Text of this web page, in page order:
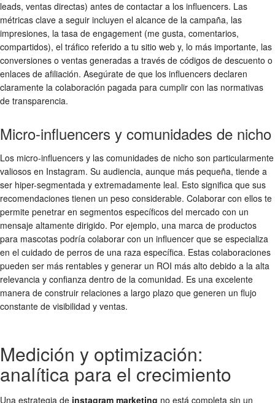
leads, ventas directas) antes de contactar a los influencers. Las
métricas clave a seguir incluyen el alcance de la campaña, las
impresiones, la tasa de engagement (me gusta, comentarios,
compartidos), el tráfico referido a tu sitio web y, lo más importante, las
conversiones o ventas generadas a través de códigos de descuento o
enlaces de afiliación. Asegúrate de que los influencers declaren
claramente la colaboración pagada para cumplir con las normativas
de transparencia.
Micro-influencers y comunidades de nicho
Los micro-influencers y las comunidades de nicho son particularmente
valiosos en Instagram. Su audiencia, aunque más pequeña, tiende a
ser hiper-segmentada y extremadamente leal. Esto significa que sus
recomendaciones tienen un peso considerable. Colaborar con ellos te
permite penetrar en segmentos específicos del mercado con un
mensaje altamente dirigido. Por ejemplo, una marca de productos
para mascotas podría colaborar con un influencer que se especializa
en el cuidado de perros de una raza específica. Estas colaboraciones
pueden ser más rentables y generar un ROI más alto debido a la alta
relevancia y confianza dentro de la comunidad. Es una excelente
manera de construir relaciones a largo plazo que generen un flujo
constante de visibilidad y ventas.
Medición y optimización:
analítica para el crecimiento
Una estrategia de instagram marketing no está completa sin un